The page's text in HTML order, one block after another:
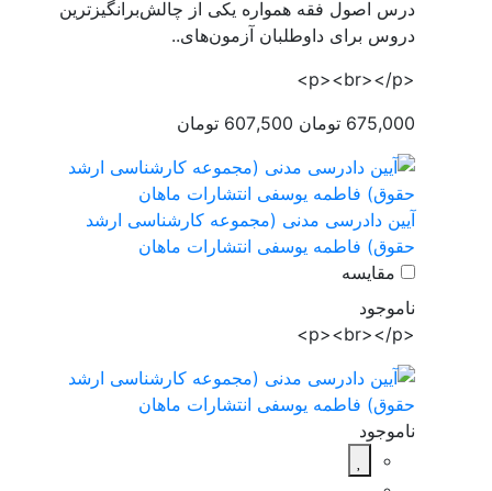
درس اصول فقه همواره یکی از چالش‌برانگیزترین
دروس برای داوطلبان آزمون‌های..
675,000 تومان
607,500 تومان
آیین دادرسی مدنی (مجموعه کارشناسی ارشد
حقوق) فاطمه یوسفی انتشارات ماهان
مقایسه
ناموجود
ناموجود